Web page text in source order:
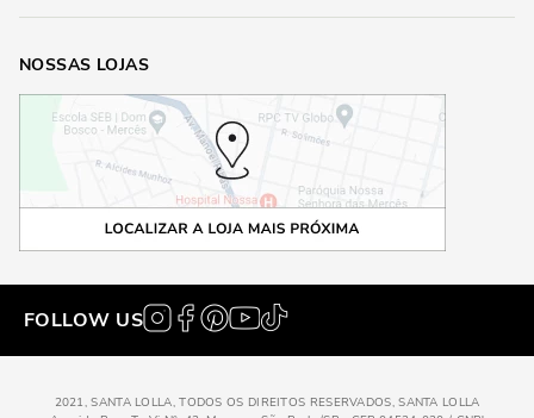
NOSSAS LOJAS
FOLLOW US
2021, SANTA LOLLA, TODOS OS DIREITOS RESERVADOS, SANTA LOLLA